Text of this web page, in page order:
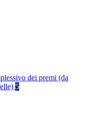
dei premi (da
5